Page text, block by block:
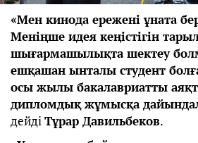
«Мен кинода ережені ұната
Меніңше идея кеңістігін
шығармашылықта шектеу
ешқашан ынталы студент
осы жылы бакалавриатты
дипломдық жұмысқа
дейдіТұрар Давильбеков.